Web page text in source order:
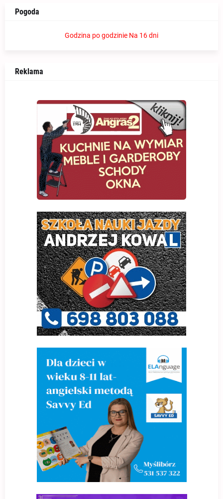
Pogoda
Godzina po godzinie Na 16 dni
Reklama